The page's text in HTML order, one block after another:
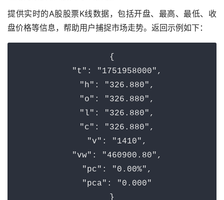
提供实时的A股股票K线数据，包括开盘、最高、最低、收
盘价格等信息，帮助用户捕捉市场走势。返回示例如下：
{
"t" : "1751958000" ,
"h" : "326.880" ,
"o" : "326.880" ,
"l" : "326.880" ,
"c" : "326.880" ,
"v" : "1410" ,
"vw" : "460900.80" ,
"pc" : "0.00%" ,
"pca" :
"0.000"